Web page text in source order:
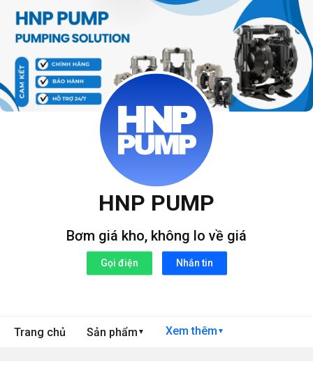
qua
dung
HNP PUMP
Bơm giá kho, không lo về giá
Gọi điện Nhắn tin
Trang chủ Sản phẩm ▼ Xem thêm ▼